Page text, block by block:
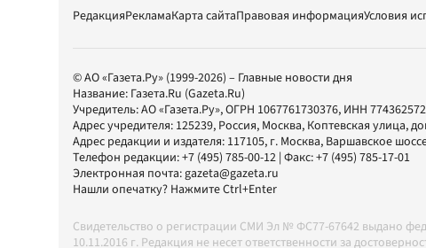
РедакцияРекламаКарта сайтаПравовая информацияУсловия
© АО «Газета.Ру» (1999-2026) – Главные новости дня
Название: Газета.Ru (Gazeta.Ru)
Учредитель:АО «Газета.Ру», ОГРН 1067761730376, ИНН
Адрес учредителя: 125239, Россия, Москва, Коптевская улица,
Адрес редакции и издателя: 117105, г. Москва, Варшавское
Телефон редакции:+7 (495) 785-00-12 | Факс:+7 (495) 785-17-01
Электронная почта:gazeta@gazeta.ru
Нашли опечатку? Нажмите Ctrl+Enter
Свидетельство о регистрации СМИ Эл № ФС77-67642 выдано
10.11.2016 г. Редакция не несет ответственности за